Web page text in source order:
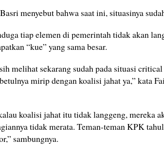
menyebut bahwa saat ini, situasinya
tiap elemen di pemerintah tidak akan
“kue” yang sama besar.
melihat sekarang sudah pada situasi
mirip dengan koalisi jahat ya,” kata
koalisi jahat itu tidak langgeng, mereka
tidak merata. Teman-teman KPK
sambungnya.